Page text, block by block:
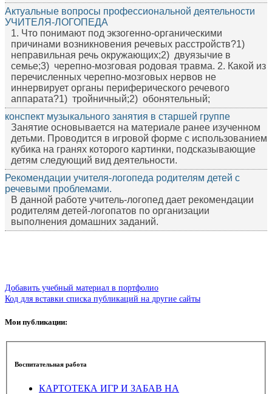
Актуальные вопросы профессиональной деятельности
УЧИТЕЛЯ-ЛОГОПЕДА
1. Что понимают под экзогенно-органическими
причинами возникновения речевых расстройств?1)
неправильная речь окружающих;2) двуязычие в
семье;3) черепно-мозговая родовая травма. 2. Какой из
перечисленных черепно-мозговых нервов не
иннервирует органы периферического речевого
аппарата?1) тройничный;2) обонятельный;
конспект музыкального занятия в старшей группе
Занятие основывается на материале ранее изученном
детьми. Проводится в игровой форме с использованием
кубика на гранях которого картинки, подсказывающие
детям следующий вид деятельности.
Рекомендации учителя-логопеда родителям детей с
речевыми проблемами.
В данной работе учитель-логопед дает рекомендации
родителям детей-логопатов по организации
выполнения домашних заданий.
Добавить учебный материал в портфолио
Код для вставки списка публикаций на другие сайты
Мои публикации:
Воспитательная работа
КАРТОТЕКА ИГР И ЗАБАВ НА